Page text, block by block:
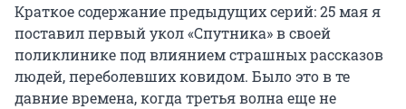
Краткое содержание предыдущих серий: 25 мая я
поставил первый укол «Спутника» в своей
поликлинике под влиянием страшных рассказов
людей, переболевших ковидом. Было это в те
давние времена, когда третья волна еще не